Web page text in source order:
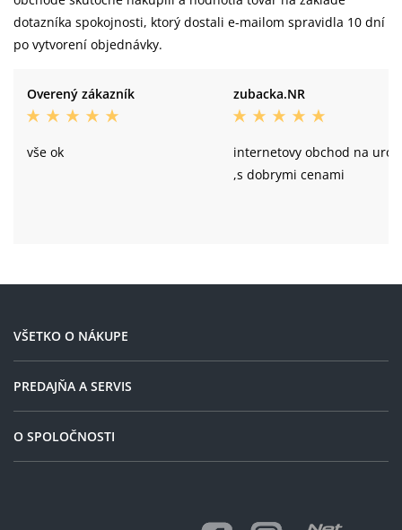
dotazníka spokojnosti, ktorý dostali e-mailom spravidla 10 dní
po vytvorení objednávky.
Overený zákazník
vše ok
zubacka.NR
internetovy obchod na
,s dobrymi cenami
VŠETKO O NÁKUPE
PREDAJŇA A SERVIS
O SPOLOČNOSTI